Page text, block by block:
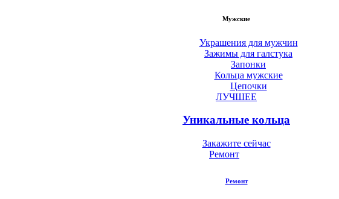
Мужские
Украшения для мужчин
Зажимы для галстука
Запонки
Кольца мужские
Цепочки
ЛУЧШЕЕ
Уникальные кольца
Закажите сейчас
Ремонт
Ремонт